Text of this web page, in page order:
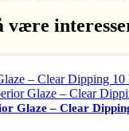
være
Glaze – Clear